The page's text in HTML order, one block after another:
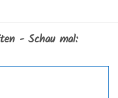
- Schau mal: